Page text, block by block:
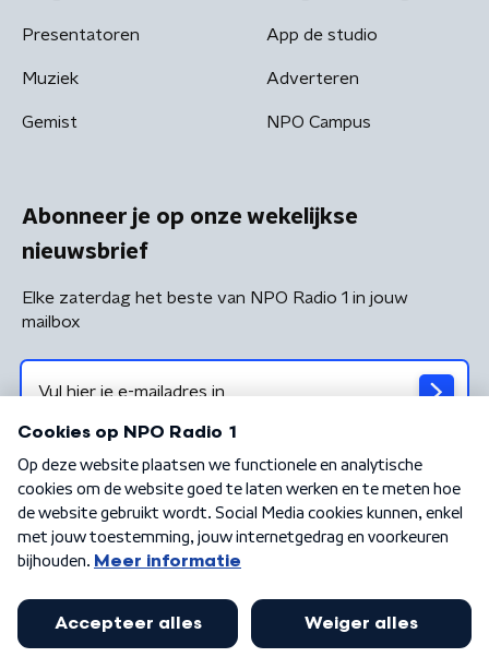
Presentatoren
Muziek
Gemist
App de studio
Adverteren
NPO Campus
Abonneer je op onze wekelijkse
nieuwsbrief
Elke zaterdag het beste van NPO Radio 1 in jouw
mailbox
Algemene voorwaarden